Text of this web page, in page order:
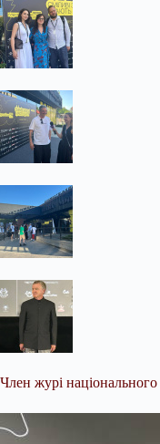
Член журі національного